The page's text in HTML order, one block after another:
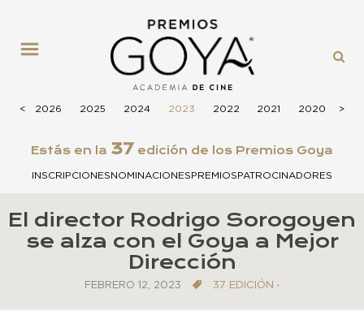
<
< 2026 2025 2024 2023 2022 2021 2020 >
>
Estás en la 37 edición de los Premios Goya
INSCRIPCIONESNOMINACIONESPREMIOSPATROCINADORES
El director Rodrigo Sorogoyen
se alza con el Goya a Mejor
Dirección
FEBRERO 12, 2023 37 EDICIÓN ·